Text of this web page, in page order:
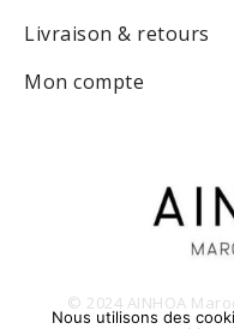
Livraison & retours
Mon compte
© 2024 AINHOA
Nous utilisons des